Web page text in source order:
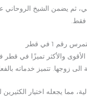
ثم يضمن الشيخ الروحاني
فقط.
1 في قطر
الأقوى والأكثر تميزًا في قطر
زوجها. تتميز خدماته
مما يجعله اختيار